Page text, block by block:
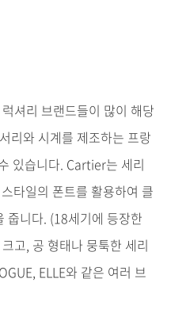
럭셔리 브랜드들이 많이 해당
리와 시계를 제조하는 프랑
있습니다. Cartier는 세리
스타일의 폰트를 활용하여 클
줍니다. (18세기에 등장한
크고, 공 형태나 뭉툭한 세리
ELLE와 같은 여러 브